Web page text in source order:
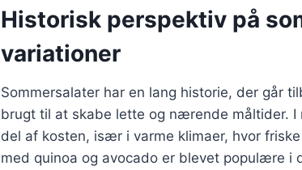
Historisk perspektiv på
variationer
Sommersalater har en lang historie, der går
brugt til at skabe lette og nærende måltider.
del af kosten, især i varme klimaer, hvor
med quinoa og avocado er blevet populære